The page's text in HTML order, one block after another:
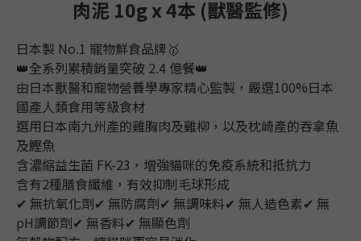
2
1
0
2
1
0
6
4
3
2
1
0
01
😻𝟗𝟎%鮮肉內臟🌟𝟏𝟎𝟎%無骨配方✅
1
0
3
1
0
1
8
7
6
5
4
3
1
0
時
4
2
1
0
5
3
2
1
分
3
0
3
👑店長生日限量喵喵劵🎂買滿$𝟑𝟔𝟖即減$𝟐𝟖🥳結帳時輸入優惠碼
【𝐇𝐀𝐏𝐏𝐘𝐁𝐈𝐑𝐓𝐇𝐃𝐀𝐘】即可！部分產品不適用
5
4
3
2
1
7
5
4
3
2
1
日
:
5
3
2
1
09
8
6
5
4
3
2
時
:
8
6
5
4
2
0
9
7
6
5
3
1
0
7
3
1
7
3
1
肉泥 10g x 4本 (獸醫監修)
日本製 No.1 寵物鮮食品牌🥇
👑全系列累積銷量突破 2.4 億餐👑
由日本獸醫和寵物營養學專家精心監製，嚴選100%日本
國產人類食用等級食材
選用日本南九州產的雞胸肉及雞柳，以及枕崎產的吞拿魚
及鰹魚
含濃縮益生菌 FK-23，增強貓咪的免疫系統和抵抗力
含有2種膳食纖維，有效抑制毛球形成
✔ 無抗氧化劑✔ 無防腐劑✔ 無調味料✔ 無人造色素✔ 無
pH調節劑✔ 無香料✔ 無顯色劑